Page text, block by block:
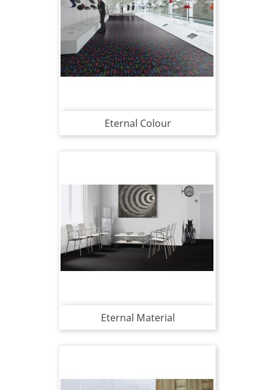
Eternal Colour
Eternal Material